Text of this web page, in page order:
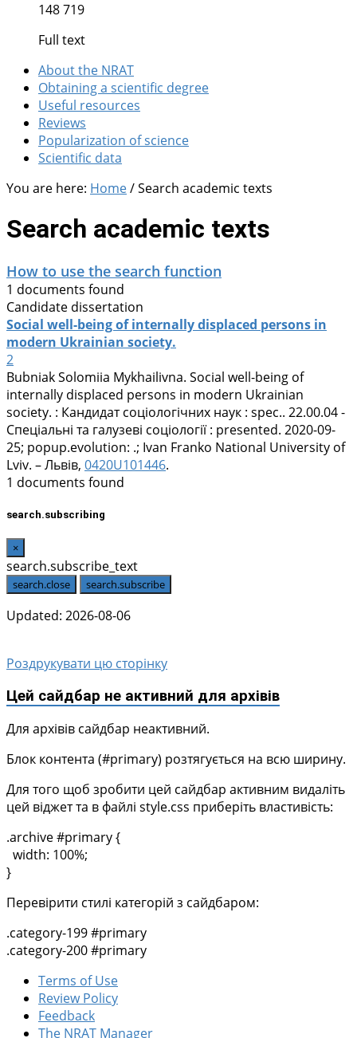
148 719
Full text
About the NRAT
Obtaining a scientific degree
Useful resources
Reviews
Popularization of science
Scientific data
You are here: Home/Search academic texts
Search academic texts
How to use the search function
1 documents found
Candidate dissertation
Social well-being of internally displaced persons in
modern Ukrainian society.
2
Bubniak Solomiia Mykhailivna. Social well-being of
internally displaced persons in modern Ukrainian
society. : Кандидат соціологічних наук : spec.. 22.00.04 -
Спеціальні та галузеві соціології : presented. 2020-09-
25; popup.evolution: .; Ivan Franko National University of
Lviv. – Львів, 0420U101446.
1 documents found
search.subscribing
×
search.subscribe_text
search.close search.subscribe
Updated: 2026-08-06
Роздрукувати цю сторінку
Цей сайдбар не активний для архівів
Для архівів сайдбар неактивний.
Блок контента (#primary) розтягується на всю ширину.
Для того щоб зробити цей сайдбар активним видаліть
цей віджет та в файлі style.css приберіть властивість:
.archive #primary {
width: 100%;
}
Перевірити стилі категорій з сайдбаром:
.category-199 #primary
.category-200 #primary
Terms of Use
Review Policy
Feedback
The NRAT Manager